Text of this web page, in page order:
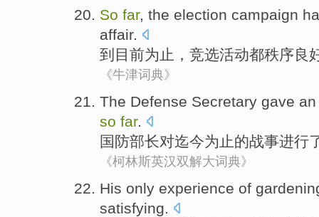
So far, the election campaign
affair.
到目前为止 ， 竞选活动都秩序良
《牛津词典》
The Defense Secretary gave
so far.
国防部长对迄今为止的战事进行
《柯林斯英汉双解大词典》
His only experience of
satisfying.